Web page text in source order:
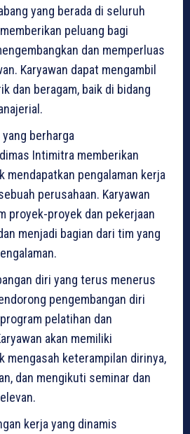
yang berada di seluruh
peluang bagi
dan memperluas
Karyawan dapat mengambil
dan beragam, baik di bidang
berharga
Intimitra memberikan
mendapatkan pengalaman kerja
perusahaan. Karyawan
proyek-proyek dan pekerjaan
menjadi bagian dari tim yang
diri yang terus menerus
pengembangan diri
pelatihan dan
akan memiliki
mengasah keterampilan dirinya,
dan mengikuti seminar dan
kerja yang dinamis